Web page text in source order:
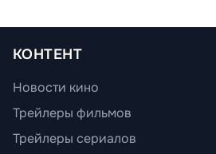
КОНТЕНТ
Новости кино
Трейлеры фильмов
Трейлеры сериалов